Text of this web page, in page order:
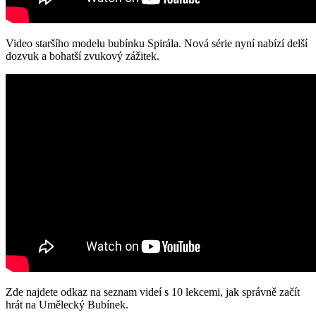
Video staršího modelu bubínku Spirála. Nová série nyní nabízí delší
dozvuk a bohatší zvukový zážitek.
Zde najdete odkaz na seznam videí s 10 lekcemi, jak správně začít
hrát na Umělecký Bubínek.